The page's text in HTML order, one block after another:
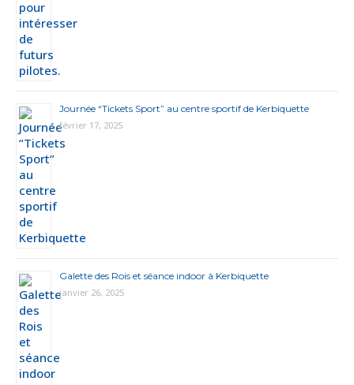
Journée “Tickets Sport” au centre sportif de Kerbiquette
février 17, 2025
Galette des Rois et séance indoor à Kerbiquette
janvier 26, 2025